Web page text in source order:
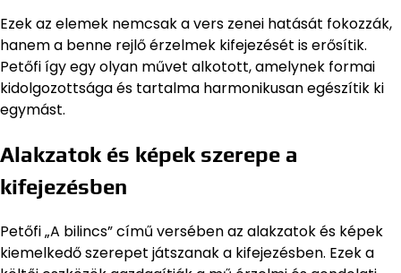
Ezek az elemek nemcsak a vers zenei hatását fokozzák,
hanem a benne rejlő érzelmek kifejezését is erősítik.
Petőfi így egy olyan művet alkotott, amelynek formai
kidolgozottsága és tartalma harmonikusan egészítik ki
egymást.
Alakzatok és képek szerepe a
kifejezésben
Petőfi „A bilincs” című versében az alakzatok és képek
kiemelkedő szerepet játszanak a kifejezésben. Ezek a